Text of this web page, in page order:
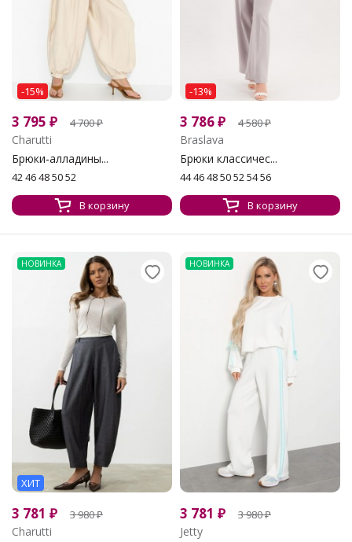
-15%
3 795 ₽ 4 700₽
Charutti
Брюки‑алладины...
42 46 48 50 52
В корзину
-13%
3 786₽ 4 580₽
Braslava
Брюки классичес...
44 46 48 50 52 54 56
В корзину
НОВИНКА
ХИТ
3 781 ₽ 3 980₽
Charutti
НОВИНКА
3 781 ₽ 3 980₽
Jetty